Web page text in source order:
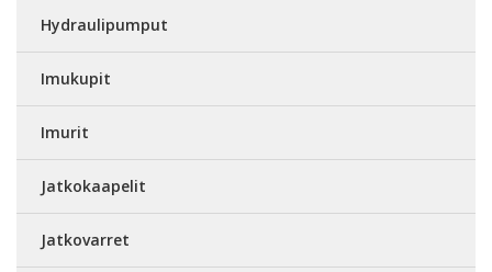
Hydraulipumput
Imukupit
Imurit
Jatkokaapelit
Jatkovarret